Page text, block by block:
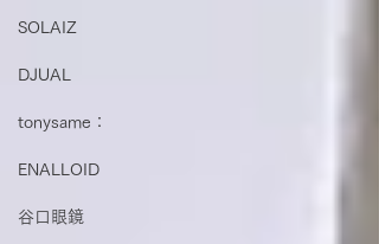
SOLAIZ
DJUAL
tonysame：
ENALLOID
谷口眼鏡